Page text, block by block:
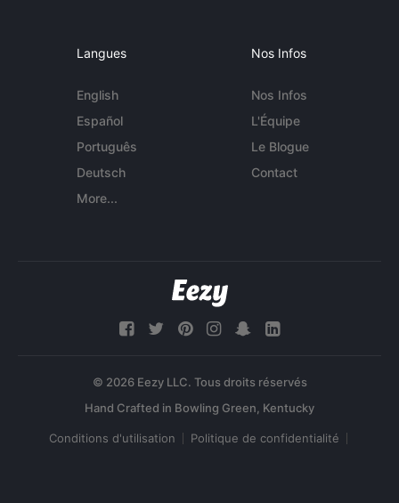
Langues
English
Español
Português
Deutsch
More...
Nos Infos
Nos Infos
L'Équipe
Le Blogue
Contact
© 2026 Eezy LLC. Tous droits réservés
Conditions d'utilisation Politique de confidentialité